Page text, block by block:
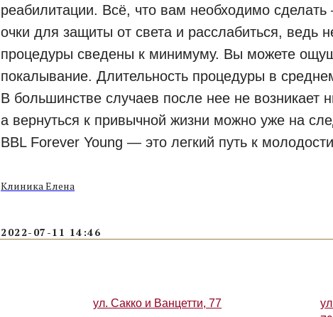
реабилитации. Всё, что вам необходимо
очки для защиты от света и расслабиться, ведь
процедуры сведены к минимуму. Вы можете
покалывание. Длительность процедуры в
В большинстве случаев после нее не возникает
а вернуться к привычной жизни можно уже на
BBL Forever Young — это легкий путь к
Клиника Елена
2022-07-11 14:46
ул. Сакко и Ванцетти, 77